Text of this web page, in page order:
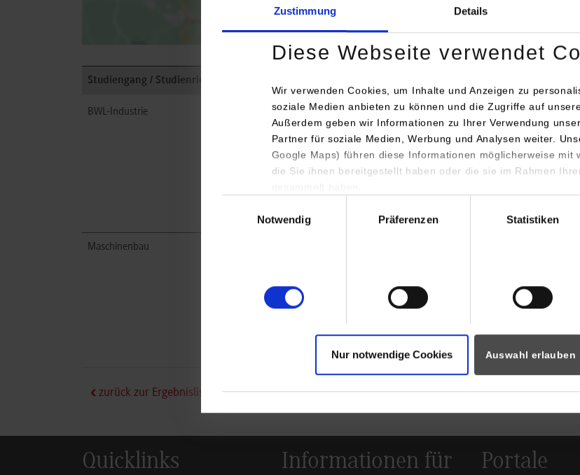
Zustimmung Details
Diese Webseite verwendet
Wir verwenden Cookies, um Inhalte und Anzeigen zu
soziale Medien anbieten zu können und die Zugriffe auf
Außerdem geben wir Informationen zu Ihrer Verwendung
Partner für soziale Medien, Werbung und Analysen weiter.
Google Maps) führen diese Informationen möglicherweise mit
die Sie ihnen bereitgestellt haben oder die sie im Rahmen
Notwendig
Präferenzen Statistiken
Nur notwendige Cookies Auswahl erlauben
Studiengang / Studienrichtung
BWL-Industrie
Keller Lufttechnik GmbH + Co. KG
Neue Weilheimer Str. 30
73230 Kirchheim
Sarah Beller
Maschinenbau
07021/574-168
zurück zur Ergebnisliste
Quicklinks Informationen für Portale